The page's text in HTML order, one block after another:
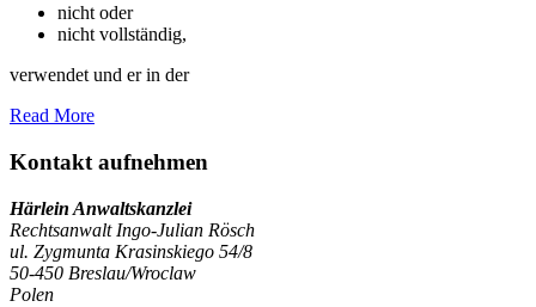
nicht oder
nicht vollständig,
verwendet und er in der
Read More
Kontakt aufnehmen
Härlein Anwaltskanzlei
Rechtsanwalt Ingo-Julian Rösch
ul. Zygmunta Krasinskiego 54/8
50-450 Breslau/Wroclaw
Polen